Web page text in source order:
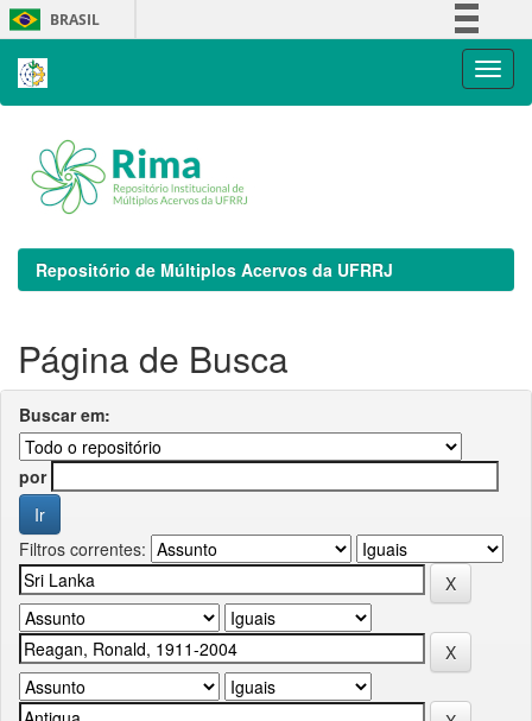
Skip
navigation
BRASIL
Repositório de Múltiplos Acervos da UFRRJ
Página de Busca
Buscar em:
por
Filtros correntes: